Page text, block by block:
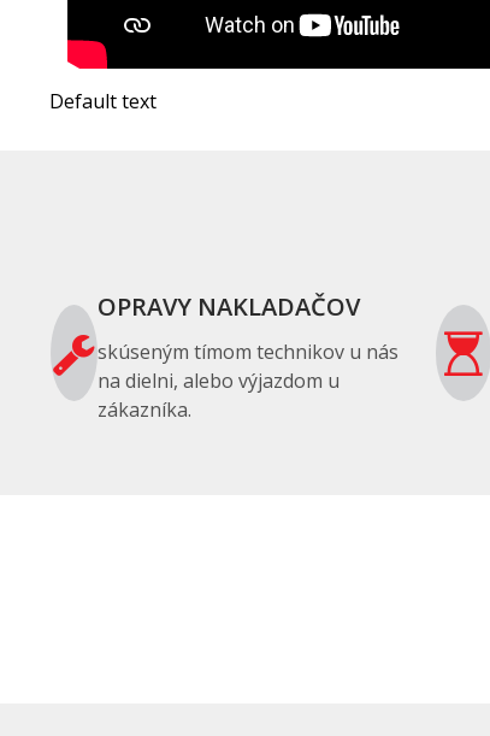
Default text
OPRAVY NAKLADAČOV
skúseným tímom technikov u nás
na dielni, alebo výjazdom u
zákazníka.